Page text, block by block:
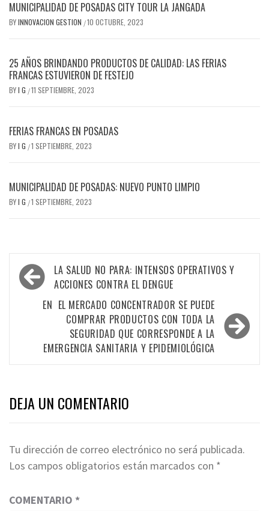
MUNICIPALIDAD DE POSADAS CITY TOUR LA JANGADA
BYINNOVACION GESTION /10 OCTUBRE, 2023
25 AÑOS BRINDANDO PRODUCTOS DE CALIDAD: LAS FERIAS
FRANCAS ESTUVIERON DE FESTEJO
BYI G /11 SEPTIEMBRE, 2023
FERIAS FRANCAS EN POSADAS
BYI G /1 SEPTIEMBRE, 2023
MUNICIPALIDAD DE POSADAS: NUEVO PUNTO LIMPIO
BYI G /1 SEPTIEMBRE, 2023
Navegación
de
entradas
LA SALUD NO PARA: INTENSOS OPERATIVOS Y
ACCIONES CONTRA EL DENGUE
EN EL MERCADO CONCENTRADOR SE PUEDE
COMPRAR PRODUCTOS CON TODA LA
SEGURIDAD QUE CORRESPONDE A LA
EMERGENCIA SANITARIA Y EPIDEMIOLÓGICA
DEJA UN COMENTARIO
Tu dirección de correo electrónico no será publicada.
Los campos obligatorios están marcados con *
COMENTARIO *